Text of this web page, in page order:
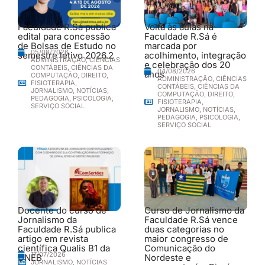
Faculdade R.Sá publica
edital para concessão
de Bolsas de Estudo no
semestre letivo 2026.2
05/08/2026
ADMINISTRAÇÃO,CIÊNCIAS
CONTÁBEIS, CIÊNCIAS DA
COMPUTAÇÃO, DIREITO,
FISIOTERAPIA,
JORNALISMO, NOTÍCIAS,
PEDAGOGIA, PSICOLOGIA,
SERVIÇO SOCIAL
Volta às aulas na
Faculdade R.Sá é
marcada por
acolhimento, integração
e celebração dos 20
anos04/08/2026
ADMINISTRAÇÃO, CIÊNCIAS
CONTÁBEIS, CIÊNCIAS DA
COMPUTAÇÃO, DIREITO,
FISIOTERAPIA,
JORNALISMO, NOTÍCIAS,
PEDAGOGIA, PSICOLOGIA,
SERVIÇO SOCIAL
Docente do curso de
Jornalismo da
Faculdade R.Sá publica
artigo em revista
científica Qualis B1 da
UNEB17/07/2026
JORNALISMO, NOTÍCIAS
Curso de Jornalismo da
Faculdade R.Sá vence
duas categorias no
maior congresso de
Comunicação do
Nordeste e